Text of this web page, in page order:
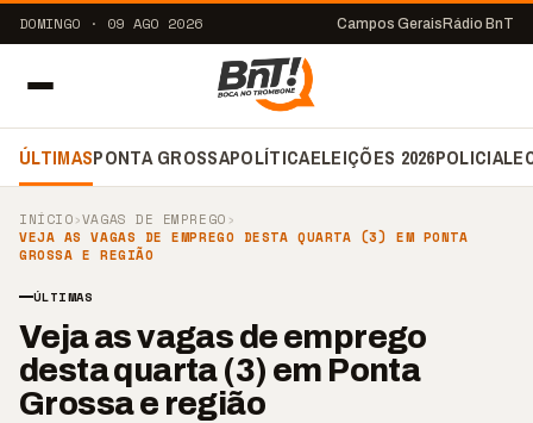
DOMINGO · 09 AGO 2026 Campos Gerais Rádio BnT
ÚLTIMASPONTA GROSSAPOLÍTICAELEIÇÕES 2026POLICIAL
INÍCIO›VAGAS DE EMPREGO ›
VEJA AS VAGAS DE EMPREGO DESTA QUARTA (3) EM PONTA
GROSSA E REGIÃO
ÚLTIMAS
Veja as vagas de emprego
desta quarta (3) em Ponta
Grossa e região